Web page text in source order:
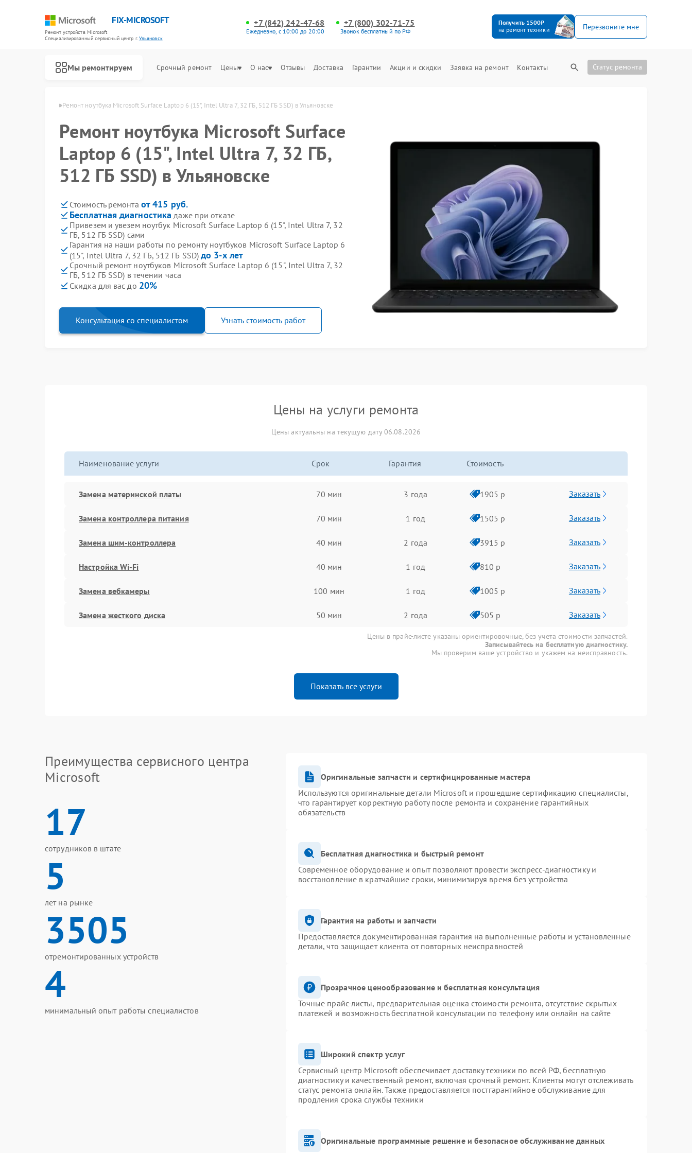
FIX-MICROSOFT
Ремонт устройств Microsoft
Специализированный cервисный центр г.Ульяновск
+7 (842) 242-47-68
Ежедневно, с 10:00 до 20:00
+7 (800) 302-71-75
Звонок бесплатный по РФ
Получить 1500₽
на ремонт техники
Перезвоните мне
Мы ремонтируем Срочный ремонт Цены О нас Отзывы Доставка Гарантии Акции и скидки Заявка на ремонт Контакты Статус ремонта
Ремонт ноутбука Microsoft Surface Laptop 6 (15", Intel Ultra 7, 32 ГБ, 512 ГБ SSD) в Ульяновске
Ремонт ноутбука Microsoft Surface
Laptop 6 (15", Intel Ultra 7, 32 ГБ,
512 ГБ SSD) в Ульяновске
Стоимость ремонта от 415 руб.
Бесплатная диагностика даже при отказе
Привезем и увезем ноутбук Microsoft Surface Laptop 6 (15", Intel Ultra 7, 32
ГБ, 512 ГБ SSD) сами
Гарантия на наши работы по ремонту ноутбуков Microsoft Surface Laptop 6
(15", Intel Ultra 7, 32 ГБ, 512 ГБ SSD) до 3-х лет
Срочный ремонт ноутбуков Microsoft Surface Laptop 6 (15", Intel Ultra 7, 32
ГБ, 512 ГБ SSD) в течении часа
Скидка для вас до 20%
Консультация со специалистом Узнать стоимость работ
Цены на услуги ремонта
Цены актуальны на текущую дату 06.08.2026
Наименование услуги Срок Гарантия Стоимость
Замена материнской платы 70 мин 3 года 1905 р Заказать
Замена контроллера питания 70 мин 1 год 1505 р Заказать
Замена шим-контроллера 40 мин 2 года 3915 р Заказать
Настройка Wi-Fi 40 мин 1 год 810 р Заказать
Замена вебкамеры 100 мин 1 год 1005 р Заказать
Замена жесткого диска 50 мин 2 года 505 р Заказать
Цены в прайс-листе указаны ориентировочные, без учета стоимости запчастей.
Записывайтесь на бесплатную диагностику.
Мы проверим ваше устройство и укажем на неисправность.
Показать все услуги
Преимущества сервисного центра
Microsoft
17
сотрудников в штате
5
лет на рынке
3505
отремонтированных устройств
4
минимальный опыт работы специалистов
Оригинальные запчасти и сертифицированные мастера
Используются оригинальные детали Microsoft и прошедшие сертификацию специалисты,
что гарантирует корректную работу после ремонта и сохранение гарантийных
обязательств
Бесплатная диагностика и быстрый ремонт
Современное оборудование и опыт позволяют провести экспресс-диагностику и
восстановление в кратчайшие сроки, минимизируя время без устройства
Гарантия на работы и запчасти
Предоставляется документированная гарантия на выполненные работы и установленные
детали, что защищает клиента от повторных неисправностей
Прозрачное ценообразование и бесплатная консультация
Точные прайс-листы, предварительная оценка стоимости ремонта, отсутствие скрытых
платежей и возможность бесплатной консультации по телефону или онлайн на сайте
Широкий спектр услуг
Сервисный центр Microsoft обеспечивает доставку техники по всей РФ, бесплатную
диагностику и качественный ремонт, включая срочный ремонт. Клиенты могут отслеживать
статус ремонта онлайн. Также предоставляется постгарантийное обслуживание для
продления срока службы техники
Оригинальные программные решение и безопасное обслуживание данных